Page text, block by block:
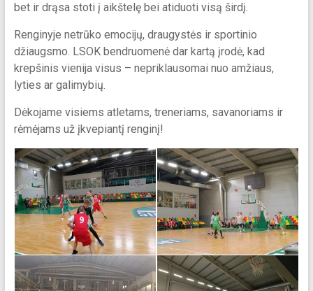
bet ir drąsa stoti į aikštelę bei atiduoti visą širdį.
Renginyje netrūko emocijų, draugystės ir sportinio
džiaugsmo. LSOK bendruomenė dar kartą įrodė, kad
krepšinis vienija visus – nepriklausomai nuo amžiaus,
lyties ar galimybių.
Dėkojame visiems atletams, treneriams, savanoriams ir
rėmėjams už įkvepiantį renginį!